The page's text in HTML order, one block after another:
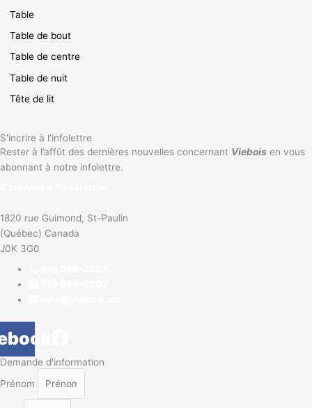
Table
Table de bout
Table de centre
Table de nuit
Tête de lit
S'incrire à l'infolettre
Rester à l’affût des dernières nouvelles concernant Viebois en vous
abonnant à notre infolettre.
1820 rue Guimond, St-Paulin
(Québec) Canada
J0K 3G0
Demande d'information
Prénom